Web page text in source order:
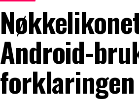
Android-
forklaringen